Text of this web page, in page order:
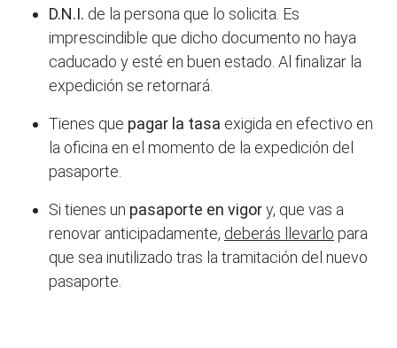
D.N.I. de la persona que lo solicita. Es
imprescindible que dicho documento no haya
caducado y esté en buen estado. Al finalizar la
expedición se retornará.
Tienes que pagar la tasa exigida en efectivo en
la oficina en el momento de la expedición del
pasaporte.
Si tienes un pasaporte en vigory, que vas a
renovar anticipadamente, deberás llevarlo para
que sea inutilizado tras la tramitación del nuevo
pasaporte.